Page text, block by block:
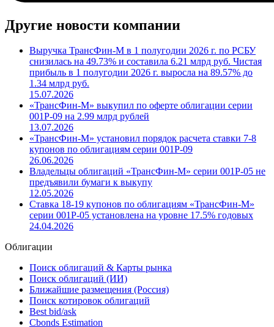
Другие новости компании
Выручка ТрансФин-М в 1 полугодии 2026 г. по РСБУ
снизилась на 49.73% и составила 6.21 млрд руб. Чистая
прибыль в 1 полугодии 2026 г. выросла на 89.57% до
1.34 млрд руб.
15.07.2026
«ТрансФин-М» выкупил по оферте облигации серии
001Р-09 на 2.99 млрд рублей
13.07.2026
«ТрансФин-М» установил порядок расчета ставки 7-8
купонов по облигациям серии 001P-09
26.06.2026
Владельцы облигаций «ТрансФин-М» серии 001Р-05 не
предъявили бумаги к выкупу
12.05.2026
Ставка 18-19 купонов по облигациям «ТрансФин-М»
серии 001Р-05 установлена на уровне 17.5% годовых
24.04.2026
Облигации
Поиск облигаций & Карты рынка
Поиск облигаций (ИИ)
Ближайшие размещения (Россия)
Поиск котировок облигаций
Best bid/ask
Cbonds Estimation